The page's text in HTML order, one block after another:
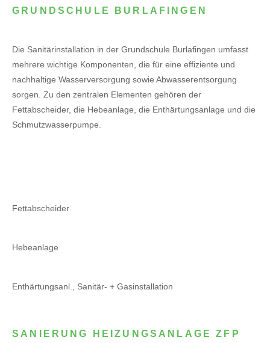
GRUNDSCHULE BURLAFINGEN
Die Sanitärinstallation in der Grundschule Burlafingen umfasst
mehrere wichtige Komponenten, die für eine effiziente und
nachhaltige Wasserversorgung sowie Abwasserentsorgung
sorgen. Zu den zentralen Elementen gehören der
Fettabscheider, die Hebeanlage, die Enthärtungsanlage und die
Schmutzwasserpumpe.
Fettabscheider
Hebeanlage
Enthärtungsanl., Sanitär- + Gasinstallation
SANIERUNG HEIZUNGSANLAGE ZFP